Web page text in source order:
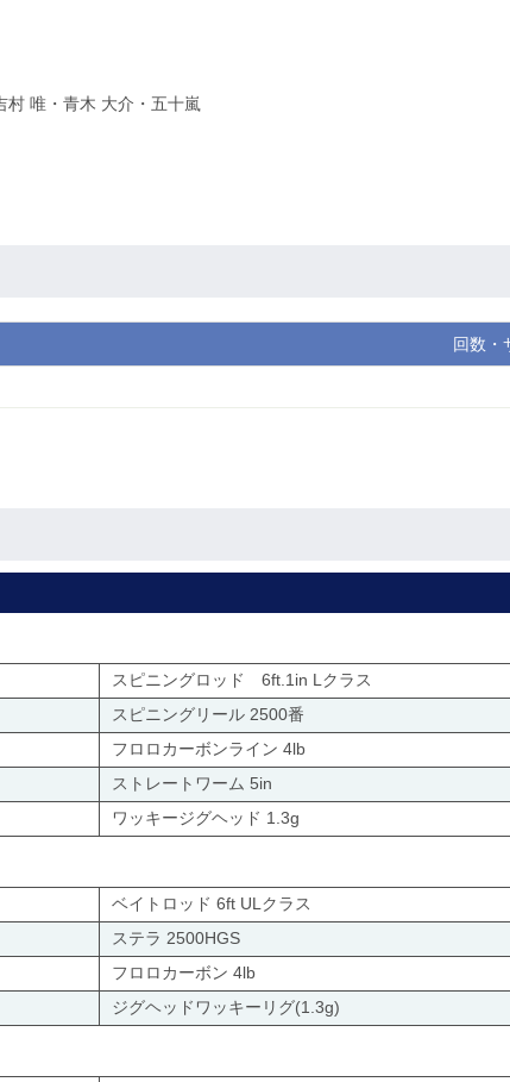
村 唯・青木 大介・五十嵐
回数・
スピニングロッド 6ft.1in Lクラス
スピニングリール 2500番
フロロカーボンライン 4lb
ストレートワーム 5in
ワッキージグヘッド 1.3g
ベイトロッド 6ft ULクラス
ステラ 2500HGS
フロロカーボン 4lb
ジグヘッドワッキーリグ(1.3g)